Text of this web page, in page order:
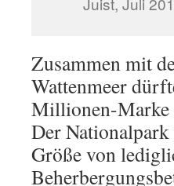
Zusammen mit
Wattenmeer
Millionen-Marke
Der
Größe von